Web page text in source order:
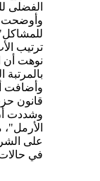
الفضلى
وأوضحت
ترتيب
نوهت أن
بالمرتبة الـ 16، مؤكدة أن هذا الوضع "لم
وأضافت
قانون
وشددت
على
في